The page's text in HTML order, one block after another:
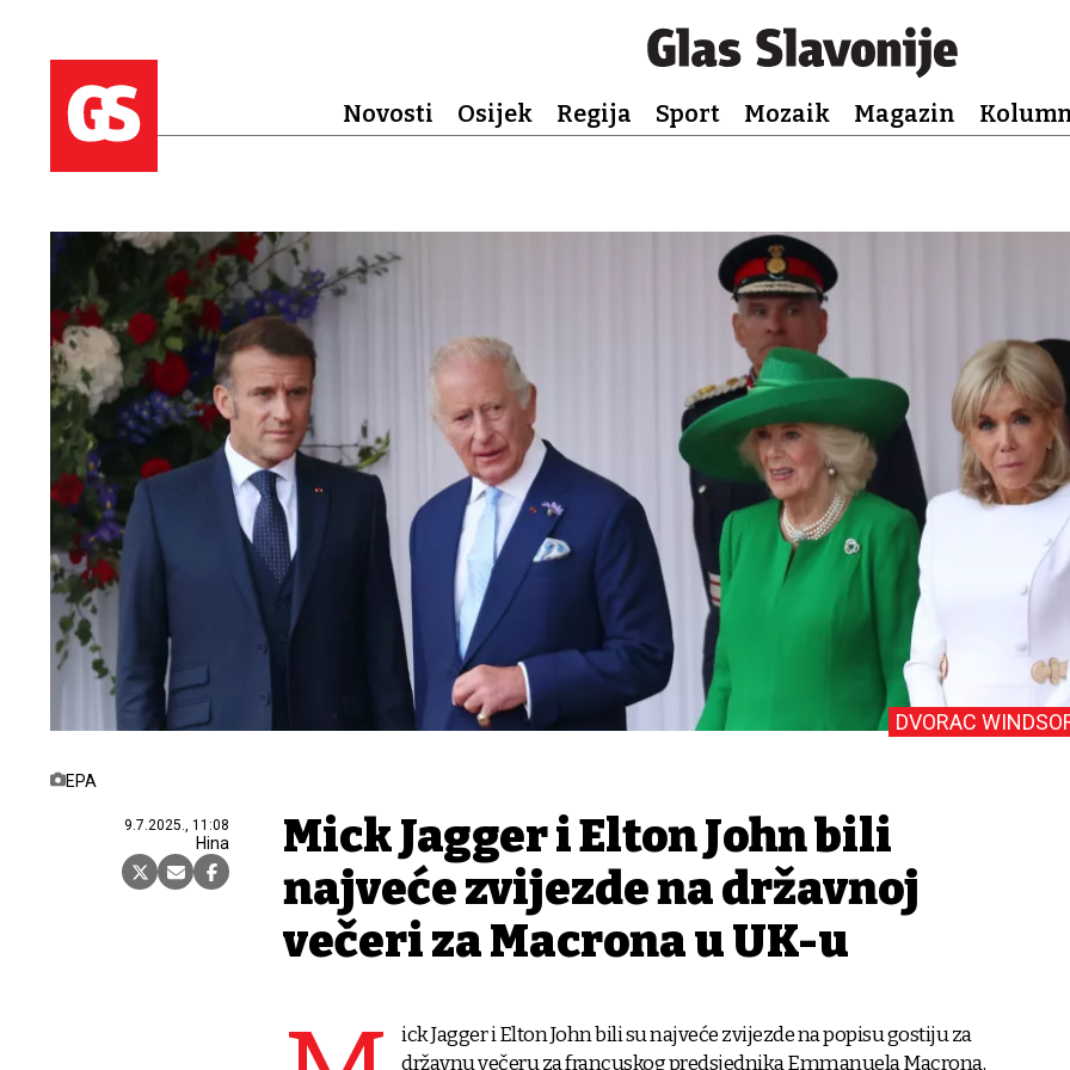
Novosti Osijek Regija Sport Mozaik Magazin
EPA
9.7.2025., 11:08
Hina
DVORAC
Mick Jagger i Elton John bili
najveće zvijezde na državnoj
večeri za Macrona u UK-u
ick Jagger i Elton John bili su najveće zvijezde na popisu gostiju za
državnu večeru za francuskog predsjednika Emmanuela Macrona,